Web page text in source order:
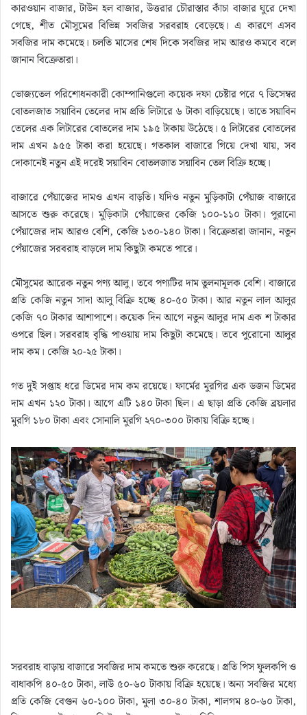
কারওয়ান বাজার, টাউন হল বাজার, উত্তরার চৌরাস্তার কাঁচা বাজার ঘুরে দেখা
গেছে, শীত মৌসুমের বিভিন্ন সবজির সরবরাহ বেড়েছে। এ কারণে এসব
সবজির দাম কমেছে। চলতি মাসের শেষ দিকে সবজির দাম আরও কমবে বলে
জানান বিক্রেতারা।
ভোজ্যতেল পরিশোধনকারী কোম্পানিগুলো কয়েক দফা চেষ্টার পরে ৭ ডিসেম্বর
বোতলজাত সয়াবিন তেলের দাম প্রতি লিটারে ৬ টাকা বাড়িয়েছে। তাতে সয়াবিন
তেলের এক লিটারের বোতলের দাম ১৯৫ টাকায় উঠেছে। ৫ লিটারের বোতলের
দাম এখন ৯৫৫ টাকা করা হয়েছে। গতকাল বাজারে গিয়ে দেখা যায়, সব
দোকানেই নতুন এই দরেই সয়াবিন বোতলজাত সয়াবিন তেল বিক্রি হচ্ছে।
বাজারে পেঁয়াজের দামও এখন বাড়তি। যদিও নতুন মুড়িকাটা পেঁয়াজ বাজারে
আসতে শুরু করেছে। মুড়িকাটা পেঁয়াজের কেজি ১০০-১১০ টাকা। পুরানো
পেঁয়াজের দাম আরও বেশি, কেজি ১৩০-১৪০ টাকা। বিক্রেতারা জানান, নতুন
পেঁয়াজের সরবরাহ বাড়লে দাম কিছুটা কমতে পারে।
মৌসুমের আরেক নতুন পণ্য আলু। তবে পণ্যটির দাম তুলনামূলক বেশি। বাজারে
প্রতি কেজি নতুন সাদা আলু বিক্রি হচ্ছে ৪০-৫০ টাকা। আর নতুন লাল আলুর
কেজি ৭০ টাকার আশাপাশে। কয়েক দিন আগে নতুন আলুর দাম এক শ টাকার
ওপরে ছিল। সরবরাহ বৃদ্ধি পাওয়ায় দাম কিছুটা কমেছে। তবে পুরোনো আলুর
দাম কম। কেজি ২০-২৫ টাকা।
গত দুই সপ্তাহ ধরে ডিমের দাম কম রয়েছে। ফার্মের মুরগির এক ডজন ডিমের
দাম এখন ১২০ টাকা। আগে এটি ১৪০ টাকা ছিল। এ ছাড়া প্রতি কেজি ব্রয়লার
মুরগি ১৮০ টাকা এবং সোনালি মুরগি ২৭০-৩০০ টাকায় বিক্রি হচ্ছে।
সরবরাহ বাড়ায় বাজারে সবজির দাম কমতে শুরু করেছে। প্রতি পিস ফুলকপি ও
বাধাকপি ৪০-৫০ টাকা, লাউ ৫০-৬০ টাকায় বিক্রি হয়েছে। অন্য সবজির মধ্যে
প্রতি কেজি বেগুন ৬০-১০০ টাকা, মুলা ৩০-৪০ টাকা, শালগম ৪০-৬০ টাকা,